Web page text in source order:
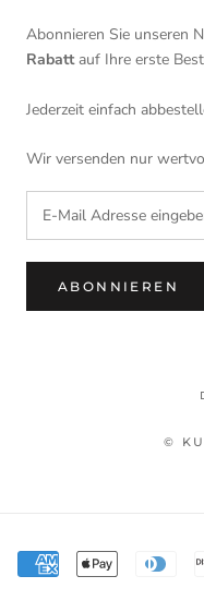
Abonnieren Sie unseren
Rabattauf Ihre erste
Jederzeit einfach
Wir versenden nur
ABONNIEREN
©